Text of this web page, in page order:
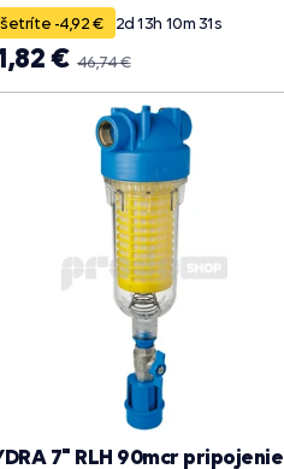
-4,92 € 2d 13h 10m30s
46,74 €
€
7" RLH 90mcr pripojenie